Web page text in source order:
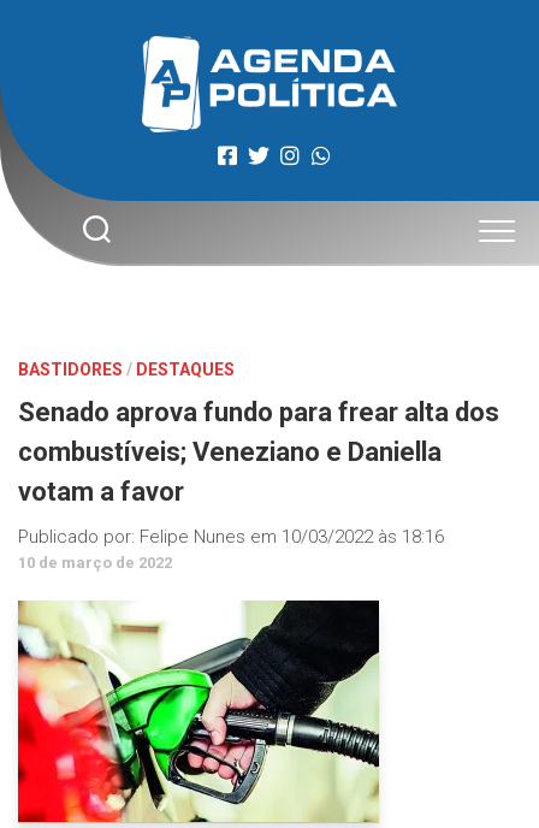
BASTIDORES / DESTAQUES
Senado aprova fundo para frear alta dos
combustíveis; Veneziano e Daniella
votam a favor
Publicado por: Felipe Nunes em 10/03/2022 às 18:16
10 de março de 2022